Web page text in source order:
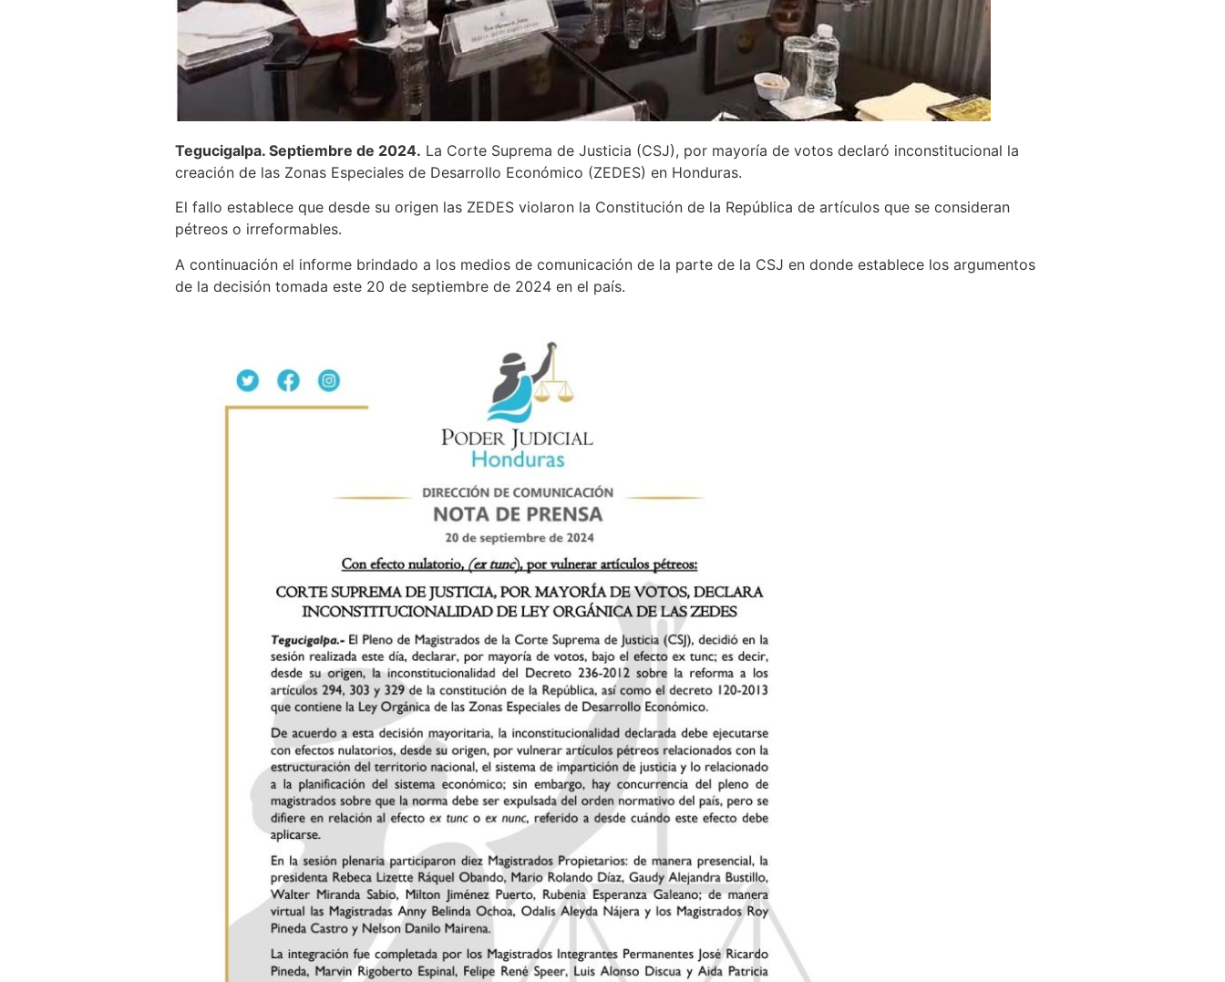
Tegucigalpa. Septiembre de 2024. La Corte Suprema de Justicia (CSJ), por mayoría de votos declaró inconstitucional la
creación de las Zonas Especiales de Desarrollo Económico (ZEDES) en Honduras.
El fallo establece que desde su origen las ZEDES violaron la Constitución de la República de artículos que se consideran
pétreos o irreformables.
A continuación el informe brindado a los medios de comunicación de la parte de la CSJ en donde establece los argumentos
de la decisión tomada este 20 de septiembre de 2024 en el país.